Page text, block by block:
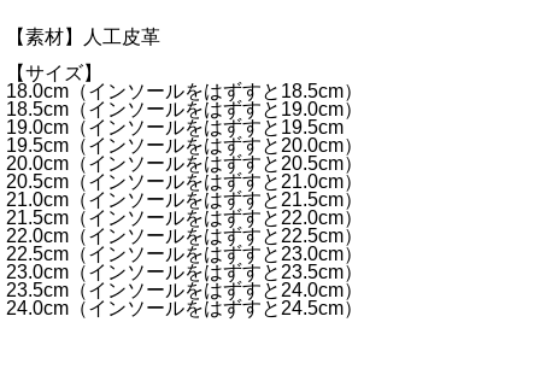
【素材】人工皮革
【サイズ】
18.0cm（インソールをはずすと18.5cm）
18.5cm（インソールをはずすと19.0cm）
19.0cm（インソールをはずすと19.5cm
19.5cm（インソールをはずすと20.0cm）
20.0cm（インソールをはずすと20.5cm）
20.5cm（インソールをはずすと21.0cm）
21.0cm（インソールをはずすと21.5cm）
21.5cm（インソールをはずすと22.0cm）
22.0cm（インソールをはずすと22.5cm）
22.5cm（インソールをはずすと23.0cm）
23.0cm（インソールをはずすと23.5cm）
23.5cm（インソールをはずすと24.0cm）
24.0cm（インソールをはずすと24.5cm）